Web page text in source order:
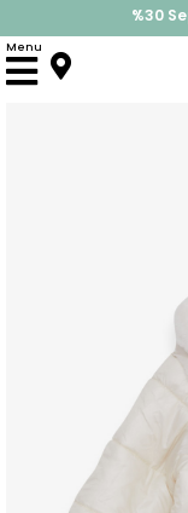
%30
İndirimlere
Menu
Anasayfa